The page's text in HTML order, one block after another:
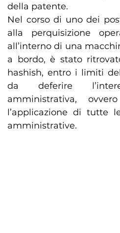
della patente.
Nel corso di uno dei
alla perquisizione
all’interno di una
a bordo, è stato
hashish, entro i limiti
da deferire
amministrativa,
l’applicazione di tutte
amministrative.